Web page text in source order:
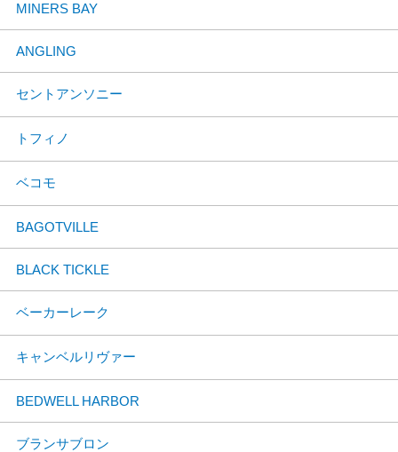
MINERS BAY
ANGLING
セントアンソニー
トフィノ
ベコモ
BAGOTVILLE
BLACK TICKLE
ベーカーレーク
キャンベルリヴァー
BEDWELL HARBOR
ブランサブロン